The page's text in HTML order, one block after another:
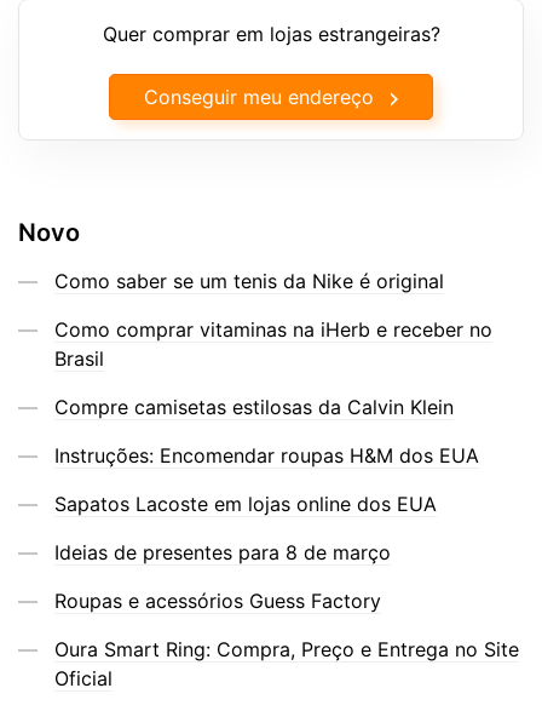
Quer comprar em lojas estrangeiras?
Conseguir meu endereço
Novo
Como saber se um tenis da Nike é original
Como comprar vitaminas na iHerb e receber no
Brasil
Compre camisetas estilosas da Calvin Klein
Instruções: Encomendar roupas H&M dos EUA
Sapatos Lacoste em lojas online dos EUA
Ideias de presentes para 8 de março
Roupas e acessórios Guess Factory
Oura Smart Ring: Compra, Preço e Entrega no Site
Oficial